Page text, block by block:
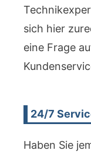
sich hier
eine Frage
24/7
Haben Sie